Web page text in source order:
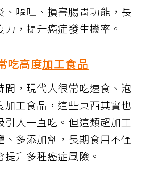
、嘔吐、損害腸胃功能，長
，提升癌症發生機率。
吃高度加工食品
間，現代人很常吃速食、泡
加工食品，這些東西其實也
引人一直吃。但這類超加工
、多添加劑，長期食用不僅
升多種癌症風險。